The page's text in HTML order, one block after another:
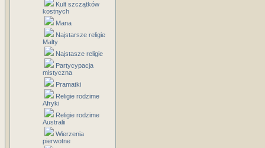
Kult szczątków
kostnych
Mana
Najstarsze religie
Malty
Najstasze religie
Partycypacja
mistyczna
Pramatki
Religie rodzime
Afryki
Religie rodzime
Australii
Wierzenia
pierwotne